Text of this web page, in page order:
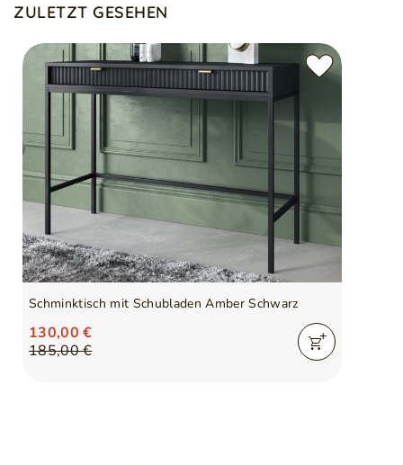
ZULETZT GESEHEN
Schminktisch mit Schubladen Amber Schwarz
185,00 €
130,00 €